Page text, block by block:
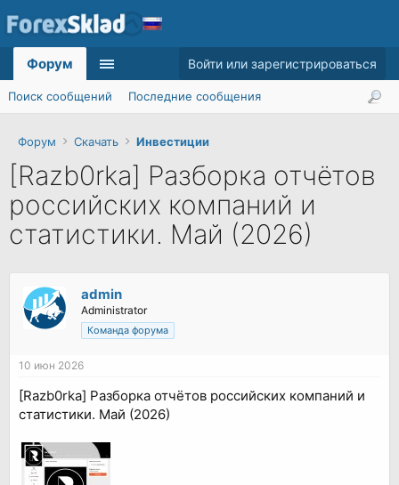
Форум Скачать Инвестиции
[Razb0rka] Разборка отчётов
российских компаний и
статистики. Май (2026)
admin
Administrator
Команда форума
10 июн 2026
[Razb0rka] Разборка отчётов российских компаний и
статистики. Май (2026)
Форум
Поиск сообщений Последние сообщения
Войти или зарегистрироваться